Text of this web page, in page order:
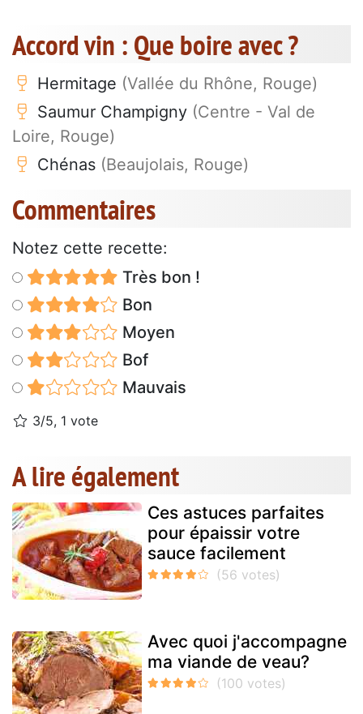
Accord vin : Que boire avec ?
Hermitage (Vallée du Rhône, Rouge)
Saumur Champigny (Centre - Val de
Loire, Rouge)
Chénas (Beaujolais, Rouge)
Commentaires
Notez cette recette:
Très bon !
Bon
Moyen
Bof
Mauvais
3/5, 1 vote
A lire également
Ces astuces parfaites
pour épaissir votre
sauce facilement
Avec quoi j'accompagne
ma viande de veau?